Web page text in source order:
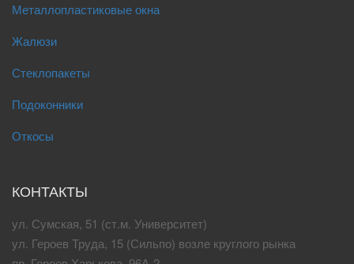
Металлопластиковые окна
Жалюзи
Стеклопакеты
Подоконники
Откосы
КОНТАКТЫ
ул. Сумская, 51 (ст.м. Университет)
ул. Героев Труда, 15 (Сильпо) возле круглого рынка